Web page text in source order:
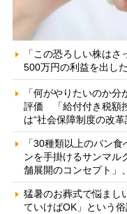
「この恐ろしい株は
500万円の利益を出し
「何がやりたいのか
評価 「給付付き税額
は“社会保障制度の改
「30種類以上のパン
ンを手掛けるサンマ
舗展開のコンセプト」
猛暑のお葬式で悩まし
ていけばOK」という